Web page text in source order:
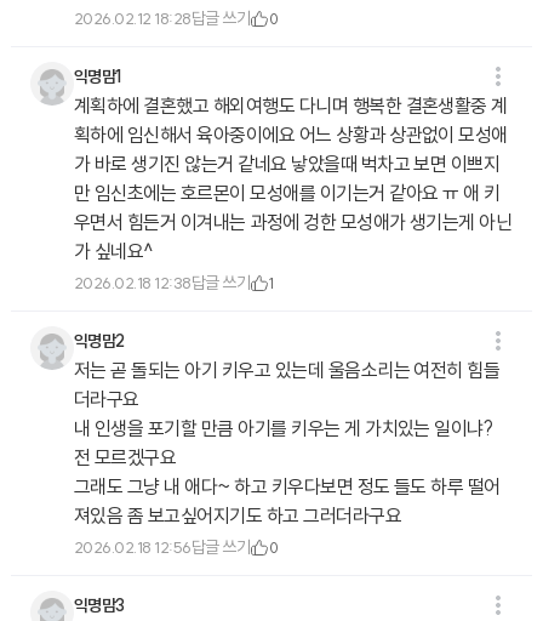
2026.02.12 18:28답글 쓰기 0
익명맘1
계획하에 결혼했고 해외여행도 다니며 행복한 결혼생활중 계
획하에 임신해서 육아중이에요 어느 상황과 상관없이 모성애
가 바로 생기진 않는거 같네요 낳았을때 벅차고 보면 이쁘지
만 임신초에는 호르몬이 모성애를 이기는거 같아요 ㅠ 애 키
우면서 힘든거 이겨내는 과정에 겅한 모성애가 생기는게 아닌
가 싶네요^
2026.02.18 12:38답글 쓰기 1
익명맘2
저는 곧 돌되는 아기 키우고 있는데 울음소리는 여전히 힘들
더라구요
내 인생을 포기할 만큼 아기를 키우는 게 가치있는 일이냐?
전 모르겠구요
그래도 그냥 내 애다~ 하고 키우다보면 정도 들도 하루 떨어
져있음 좀 보고싶어지기도 하고 그러더라구요
2026.02.18 12:56답글 쓰기 0
익명맘3